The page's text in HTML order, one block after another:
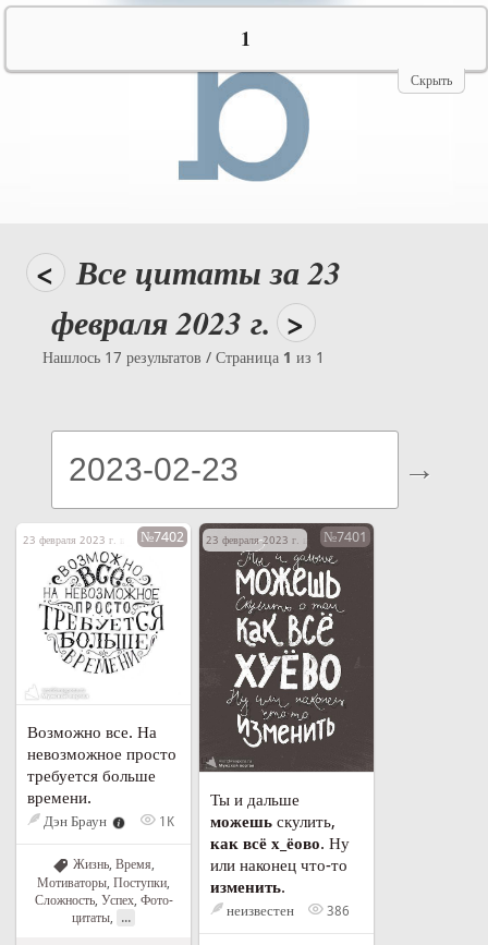
< Все цитаты за 23
февраля 2023 г. >
Нашлось 17 результатов / Страница 1 из 1
23 февраля 2023 г. в 20:48№7402
Возможно все. На
невозможное просто
требуется больше
времени.
Дэн Браун 1K
Жизнь, Время,
Мотиваторы, Поступки,
Сложность, Успех, Фото-
цитаты, ...
23 февраля 2023 г. в 20:39№7401
Ты и дальше
можешь скулить,
как всё х_ёово. Ну
или наконец что-то
изменить.
неизвестен 386
Скрыть
1